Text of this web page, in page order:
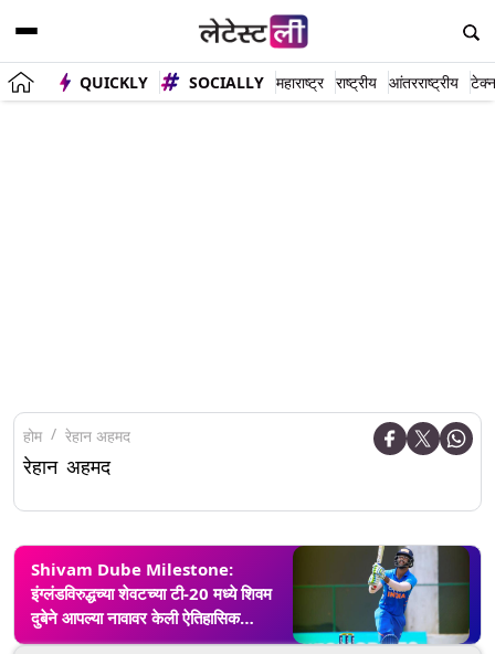
QUICKLY SOCIALLY महाराष्ट्र राष्ट्रीय आंतरराष्ट्रीय
होम रेहान अहमद
रेहान अहमद
Shivam Dube Milestone:
इंग्लंडविरुद्धच्या शेवटच्या टी-20 मध्ये शिवम
दुबेने आपल्या नावावर केली ऐतिहासिक
कामगिरी, हा खास पराक्रम करणारा ठरला तो